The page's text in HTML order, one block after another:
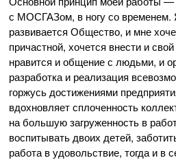
с МОСГАЗом, в ногу со временем.
развивается Общество, и мне
причастной, хочется внести и
нравится и общение с людьми, и
разработка и реализация
горжусь достижениями
вдохновляет сплоченность
на большую загруженность в
воспитывать двоих детей,
работа в удовольствие, тогда и в